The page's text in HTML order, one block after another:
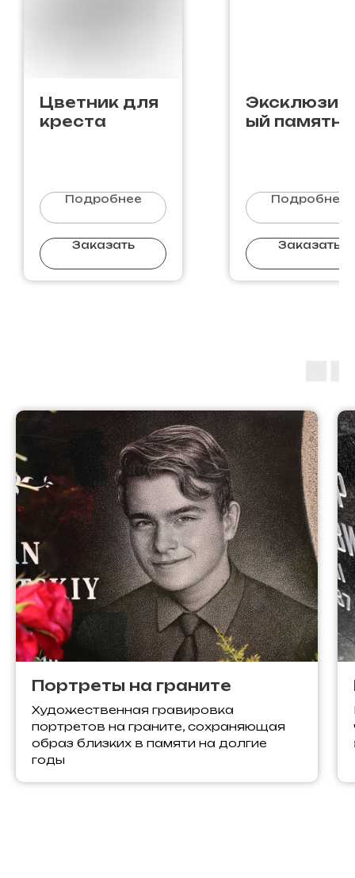
Цветник для
креста
Подробнее
Заказать
ый
Подробнее
Заказать
Портреты на граните
Художественная гравировка
портретов на граните, сохраняющая
образ близких в памяти на долгие
годы